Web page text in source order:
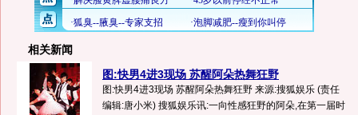
相关新闻
图:快男4进3现场 苏醒阿朵热舞狂野
图:快男4进3现场 苏醒阿朵热舞狂野 来源:搜狐娱乐 (责任
编辑:唐小米) 搜狐娱乐讯:一向性感狂野的阿朵,在第一届时